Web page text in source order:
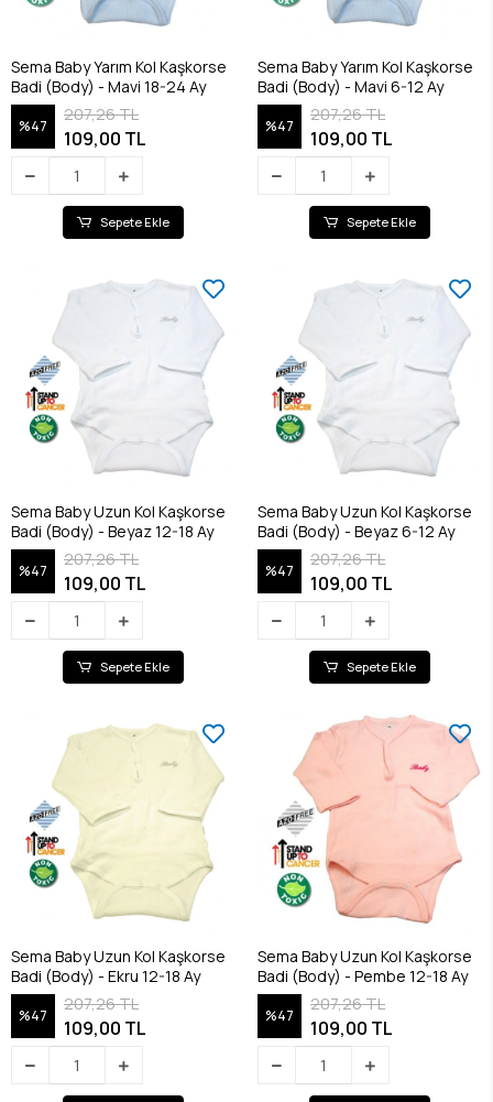
Sema Baby Yarım Kol Kaşkorse
Badi (Body) - Mavi 18-24 Ay
%47
207,26 TL
109,00 TL
Sepete Ekle
Sema Baby Yarım Kol Kaşkorse
Badi (Body) - Mavi 6-12 Ay
%47
207,26 TL
109,00 TL
Sepete Ekle
Sema Baby Uzun Kol Kaşkorse
Badi (Body) - Beyaz 12-18 Ay
%47
207,26 TL
109,00 TL
Sepete Ekle
Sema Baby Uzun Kol Kaşkorse
Badi (Body) - Beyaz 6-12 Ay
%47
207,26 TL
109,00 TL
Sepete Ekle
Sema Baby Uzun Kol Kaşkorse
Badi (Body) - Ekru 12-18 Ay
%47
207,26 TL
109,00 TL
Sema Baby Uzun Kol Kaşkorse
Badi (Body) - Pembe 12-18 Ay
%47
207,26 TL
109,00 TL